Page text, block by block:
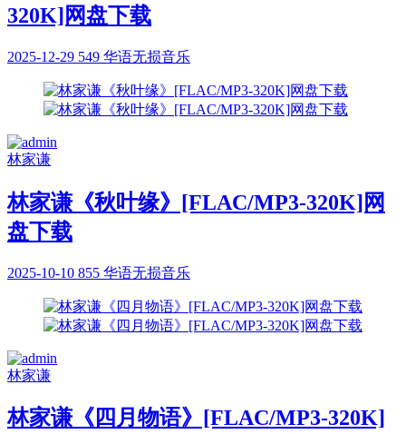
320K]网盘下载
2025-12-29 549 华语无损音乐
林家谦
林家谦《秋叶缘》[FLAC/MP3-320K]网
盘下载
2025-10-10 855 华语无损音乐
林家谦
林家谦《四月物语》[FLAC/MP3-320K]